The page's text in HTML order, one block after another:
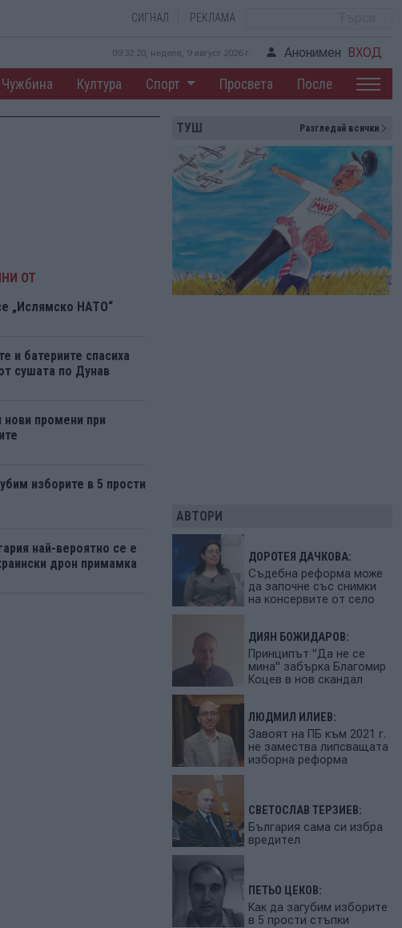
СИГНАЛ РЕКЛАМА
09:32:21, неделя, 9 август 2026 г. Анонимен ВХОД
Чужбина Култура Спорт Просвета После
ОТ
„Ислямско НАТО“
и батериите спасиха
сушата по Дунав
промени при
изборите в 5 прости
най-вероятно се е
дрон примамка
ТУШ Разгледай всички
АВТОРИ
ДОРОТЕЯ ДАЧКОВА:
Съдебна реформа може
да започне със снимки
на консервите от село
ДИЯН БОЖИДАРОВ:
Принципът "Да не се
мина" забърка Благомир
Коцев в нов скандал
ЛЮДМИЛ ИЛИЕВ:
Завоят на ПБ към 2021 г.
не замества липсващата
изборна реформа
СВЕТОСЛАВ ТЕРЗИЕВ:
България сама си избра
вредител
ПЕТЬО ЦЕКОВ:
Как да загубим изборите
в 5 прости стъпки